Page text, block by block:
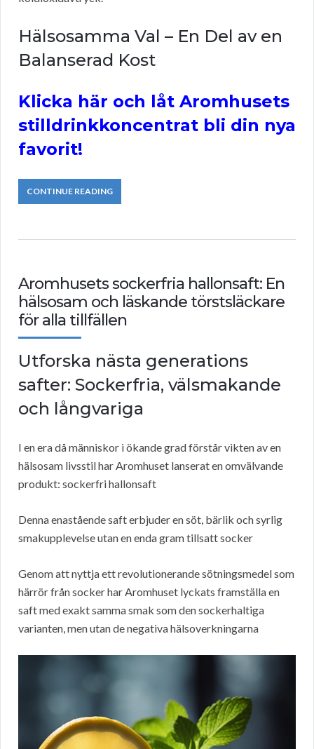
Hälsosamma Val – En Del av en
Balanserad Kost
Klicka här och låt Aromhusets
stilldrinkkoncentrat bli din nya
favorit!
CONTINUE READING
Aromhusets sockerfria hallonsaft: En
hälsosam och läskande törstsläckare
för alla tillfällen
Utforska nästa generations
safter: Sockerfria, välsmakande
och långvariga
I en era då människor i ökande grad förstår vikten av en
hälsosam livsstil har Aromhuset lanserat en omvälvande
produkt: sockerfri hallonsaft
Denna enastående saft erbjuder en söt, bärlik och syrlig
smakupplevelse utan en enda gram tillsatt socker
Genom att nyttja ett revolutionerande sötningsmedel som
härrör från socker har Aromhuset lyckats framställa en
saft med exakt samma smak som den sockerhaltiga
varianten, men utan de negativa hälsoverkningarna